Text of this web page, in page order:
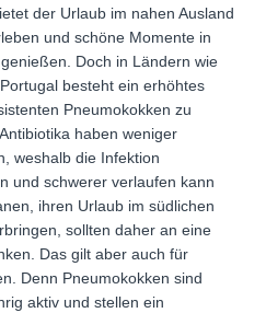
der Urlaub im nahen Ausland
und schöne Momente in
Doch in Ländern wie
besteht ein erhöhtes
Pneumokokken zu
haben weniger
weshalb die Infektion
und schwerer verlaufen kann
ihren Urlaub im südlichen
sollten daher an eine
Das gilt aber auch für
Denn Pneumokokken sind
aktiv und stellen ein